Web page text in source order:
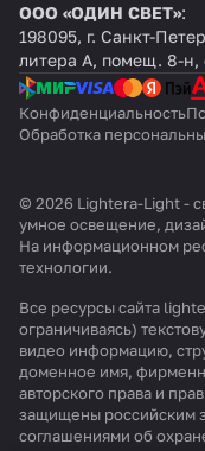
ООО «ОДИН СВЕТ»:
198095, г. Санкт-
литера А, помещ. 8-н,
Конфиденциальность
Обработка
© 2026 Lightera-Light -
умное освещение,
На информационном
технологии.
Все ресурсы сайта
ограничиваясь)
видео информацию,
доменное имя,
авторского права и
защищены российским
соглашениями об